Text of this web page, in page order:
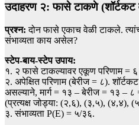
उदाहरण २: फासे टाकणे (शॉर्टकट
प्रश्न: दोन फासे एकाच वेळी टाकले.
संभाव्यता काय असेल?
स्टेप-बाय-स्टेप उपाय:
१. २ फासे टाकल्यावर एकूण परिणाम =
२. अपेक्षित परिणाम (बेरीज = ८).
असल्याने, मार्ग = १३ – बेरीज = १३ – ८
(प्रत्यक्ष जोड्या: (२,६), (३,५), (४,४),
३. संभाव्यता P(E) = ५/३६.